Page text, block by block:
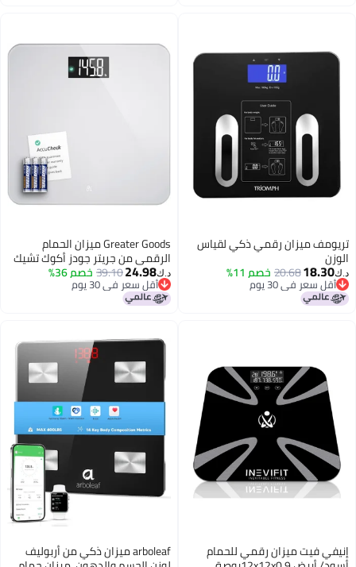
تريومف ميزان رقمي ذكي لقياس
الوزن
د.ك‏18.30
20.68خصم 11%
أقل سعر في 30 يوم
أقل سعر في 30 يوم
Greater Goods ميزان الحمام
الرقمي من جريتر جودز أكوك تشيك
رطل، بطاريات مشمولة، رمادي
لؤلؤي
د.ك‏24.98
39.10خصم 36%
أقل سعر في 30 يوم
أقل سعر في 30 يوم
إنيفي فيت ميزان رقمي للحمام arboleaf ميزان ذكي من أربوليف